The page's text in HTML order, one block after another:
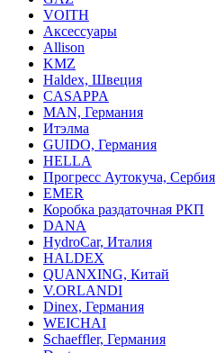
VOITH
Аксессуары
Allison
KMZ
Haldex, Швеция
CASAPPA
MAN, Германия
Итэлма
GUIDO, Германия
HELLA
Прогресс Аутокуча, Сербия
EMER
Коробка раздаточная РКП
DANA
HydroCar, Италия
HALDEX
QUANXING, Китай
V.ORLANDI
Dinex, Германия
WEICHAI
Schaeffler, Германия